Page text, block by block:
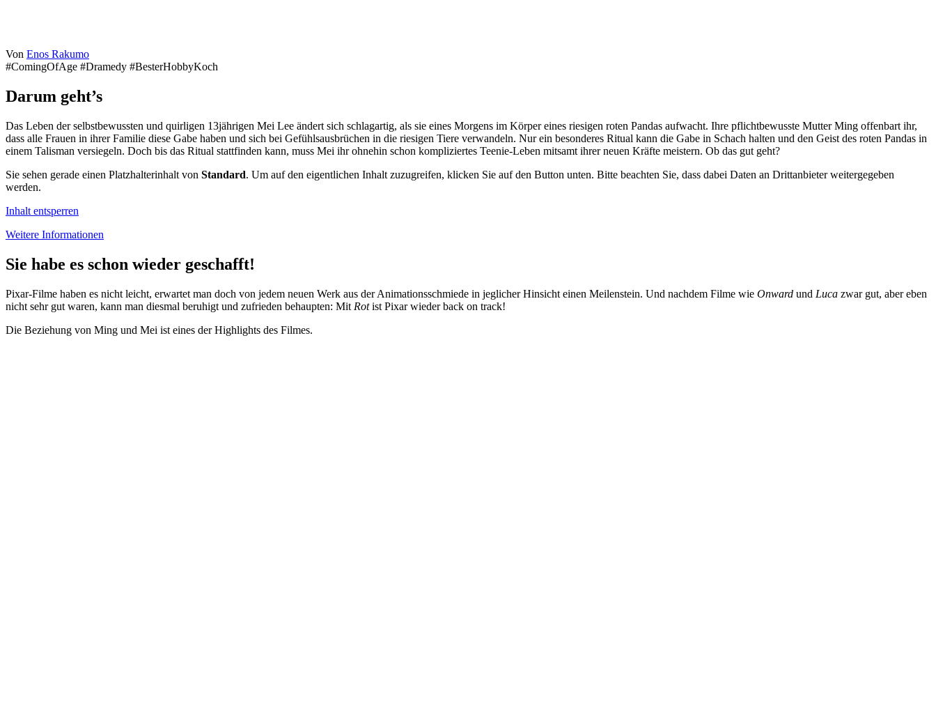
Von Enos Rakumo
#ComingOfAge #Dramedy #BesterHobbyKoch
Darum geht’s
Das Leben der selbstbewussten und quirligen 13jährigen Mei Lee ändert sich schlagartig, als sie eines Morgens im Körper eines riesigen roten Pandas aufwacht. Ihre pflichtbewusste Mutter Ming offenbart ihr,
dass alle Frauen in ihrer Familie diese Gabe haben und sich bei Gefühlsausbrüchen in die riesigen Tiere verwandeln. Nur ein besonderes Ritual kann die Gabe in Schach halten und den Geist des roten Pandas in
einem Talisman versiegeln. Doch bis das Ritual stattfinden kann, muss Mei ihr ohnehin schon kompliziertes Teenie-Leben mitsamt ihrer neuen Kräfte meistern. Ob das gut geht?
Sie sehen gerade einen Platzhalterinhalt von Standard. Um auf den eigentlichen Inhalt zuzugreifen, klicken Sie auf den Button unten. Bitte beachten Sie, dass dabei Daten an Drittanbieter weitergegeben
werden.
Inhalt entsperren
Weitere Informationen
Sie habe es schon wieder geschafft!
Pixar-Filme haben es nicht leicht, erwartet man doch von jedem neuen Werk aus der Animationsschmiede in jeglicher Hinsicht einen Meilenstein. Und nachdem Filme wie Onward und Luca zwar gut, aber eben
nicht sehr gut waren, kann man diesmal beruhigt und zufrieden behaupten: Mit Rotist Pixar wieder back on track!
Die Beziehung von Ming und Mei ist eines der Highlights des Filmes.